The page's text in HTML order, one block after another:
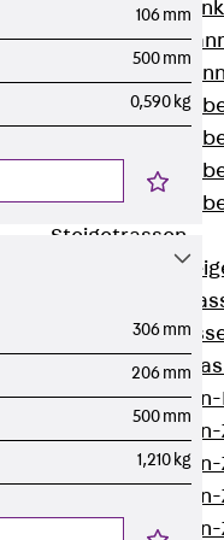
WL
WPR
WLR
Steigetrassen
STU
ST
LGG
106 mm
500 mm
0,590 kg
306 mm
206 mm
500 mm
1,210 kg